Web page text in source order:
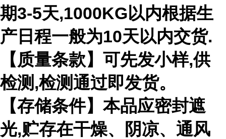
期3-5天,1000KG以内根据生
产日程一般为10天以内交货.
【质量条款】可先发小样,供
检测,检测通过即发货。
【存储条件】本品应密封遮
光,贮存在干燥、阴凉、通风